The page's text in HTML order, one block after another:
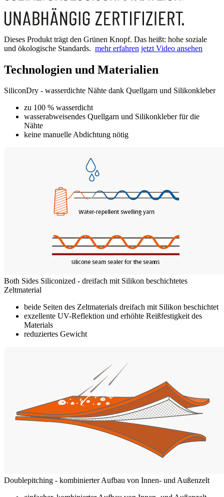
Dieses Produkt trägt den Grünen Knopf. Das heißt: hohe soziale
und ökologische Standards. mehr erfahren jetzt Video ansehen
Technologien und Materialien
SiliconDry - wasserdichte Nähte dank Quellgarn und Silikonkleber
zu 100 % wasserdicht
wasserabweisendes Quellgarn und Silikonkleber für die
Nähte
keine manuelle Abdichtung nötig
Both Sides Siliconized - dreifach mit Silikon beschichtetes
Zeltmaterial
beide Seiten des Zeltmaterials dreifach mit Silikon beschichtet
exzellente UV-Reflektion und erhöhte Reißfestigkeit des
Materials
reduziertes Gewicht
Doublepitching - kombinierter Aufbau von Innen- und Außenzelt